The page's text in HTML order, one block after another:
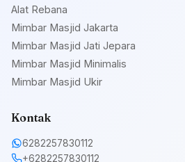
Alat Rebana
Mimbar Masjid Jakarta
Mimbar Masjid Jati Jepara
Mimbar Masjid Minimalis
Mimbar Masjid Ukir
Kontak
6282257830112
+6282257830112